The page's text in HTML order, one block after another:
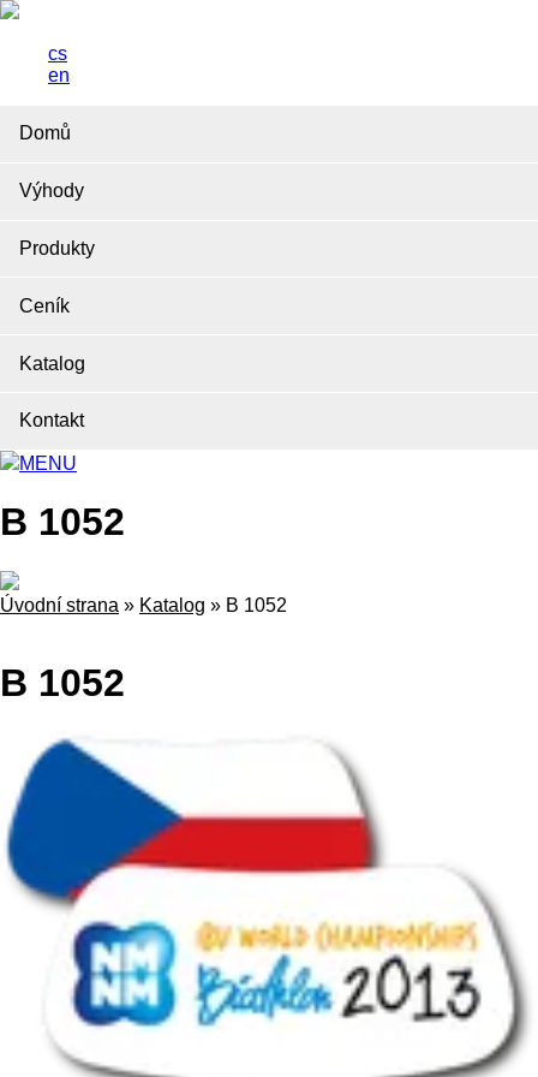
cs
en
Domů
Výhody
Produkty
Ceník
Katalog
Kontakt
MENU
B 1052
Úvodní strana » Katalog » B 1052
B 1052